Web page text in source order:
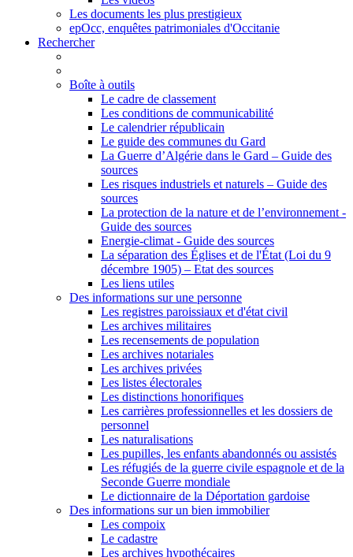
Les documents les plus prestigieux
epOcc, enquêtes patrimoniales d'Occitanie
Rechercher
Boîte à outils
Le cadre de classement
Les conditions de communicabilité
Le calendrier républicain
Le guide des communes du Gard
La Guerre d’Algérie dans le Gard – Guide des
sources
Les risques industriels et naturels – Guide des
sources
La protection de la nature et de l’environnement -
Guide des sources
Energie-climat - Guide des sources
La séparation des Églises et de l'État (Loi du 9
décembre 1905) – Etat des sources
Les liens utiles
Des informations sur une personne
Les registres paroissiaux et d'état civil
Les archives militaires
Les recensements de population
Les archives notariales
Les archives privées
Les listes électorales
Les distinctions honorifiques
Les carrières professionnelles et les dossiers de
personnel
Les naturalisations
Les pupilles, les enfants abandonnés ou assistés
Les réfugiés de la guerre civile espagnole et de la
Seconde Guerre mondiale
Le dictionnaire de la Déportation gardoise
Des informations sur un bien immobilier
Les compoix
Le cadastre
Les archives hypothécaires